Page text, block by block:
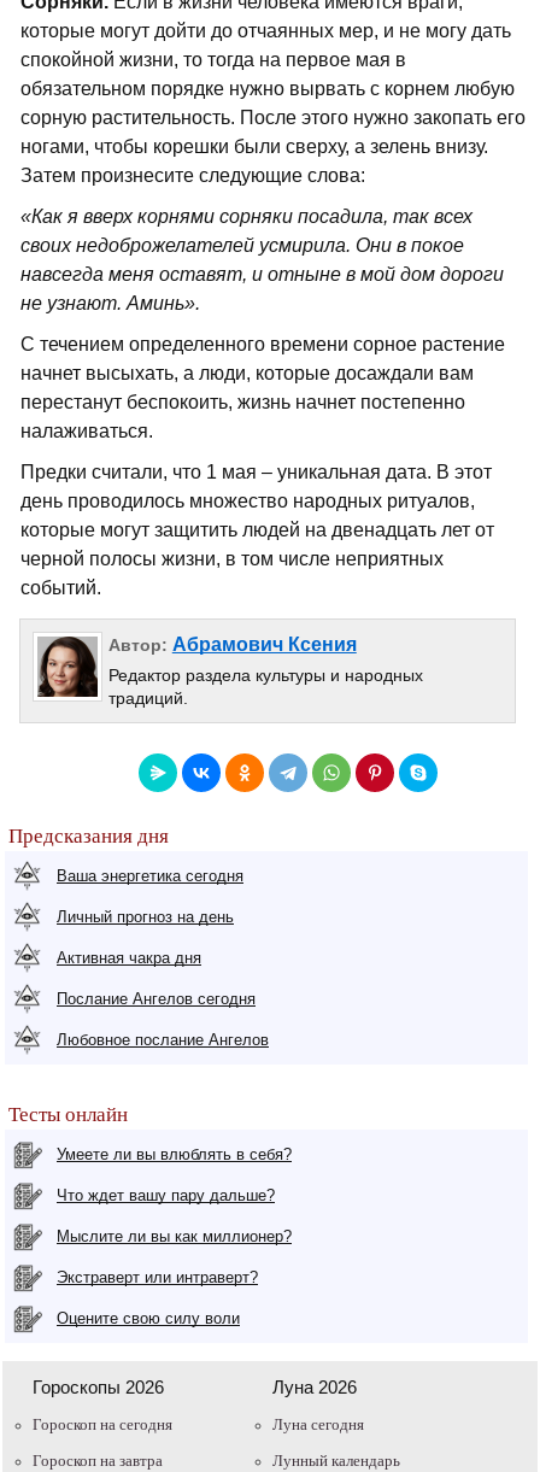
которые могут дойти до отчаянных мер, и не могу дать
спокойной жизни, то тогда на первое мая в
обязательном порядке нужно вырвать с корнем любую
сорную растительность. После этого нужно закопать его
ногами, чтобы корешки были сверху, а зелень внизу.
Затем произнесите следующие слова:
«Как я вверх корнями сорняки посадила, так всех
своих недоброжелателей усмирила. Они в покое
навсегда меня оставят, и отныне в мой дом дороги
не узнают. Аминь».
С течением определенного времени сорное растение
начнет высыхать, а люди, которые досаждали вам
перестанут беспокоить, жизнь начнет постепенно
налаживаться.
Предки считали, что 1 мая – уникальная дата. В этот
день проводилось множество народных ритуалов,
которые могут защитить людей на двенадцать лет от
черной полосы жизни, в том числе неприятных
событий.
Автор: Абрамович Ксения
Редактор раздела культуры и народных
традиций.
Предсказания дня
Ваша энергетика сегодня
Личный прогноз на день
Активная чакра дня
Послание Ангелов сегодня
Любовное послание Ангелов
Тесты онлайн
Умеете ли вы влюблять в себя?
Что ждет вашу пару дальше?
Мыслите ли вы как миллионер?
Экстраверт или интраверт?
Оцените свою силу воли
Гороскопы 2026
Гороскоп на сегодня
Гороскоп на завтра
Луна 2026
Луна сегодня
Лунный календарь